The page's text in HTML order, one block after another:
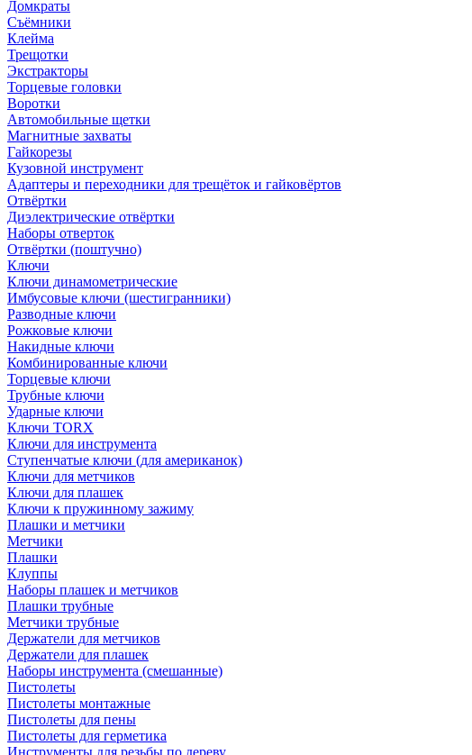
Домкраты
Съёмники
Клейма
Трещотки
Экстракторы
Торцевые головки
Воротки
Автомобильные щетки
Магнитные захваты
Гайкорезы
Кузовной инструмент
Адаптеры и переходники для трещёток и гайковёртов
Отвёртки
Диэлектрические отвёртки
Наборы отверток
Отвёртки (поштучно)
Ключи
Ключи динамометрические
Имбусовые ключи (шестигранники)
Разводные ключи
Рожковые ключи
Накидные ключи
Комбинированные ключи
Торцевые ключи
Трубные ключи
Ударные ключи
Ключи TORX
Ключи для инструмента
Ступенчатые ключи (для американок)
Ключи для метчиков
Ключи для плашек
Ключи к пружинному зажиму
Плашки и метчики
Метчики
Плашки
Клуппы
Наборы плашек и метчиков
Плашки трубные
Метчики трубные
Держатели для метчиков
Держатели для плашек
Наборы инструмента (смешанные)
Пистолеты
Пистолеты монтажные
Пистолеты для пены
Пистолеты для герметика
Инструменты для резьбы по дереву